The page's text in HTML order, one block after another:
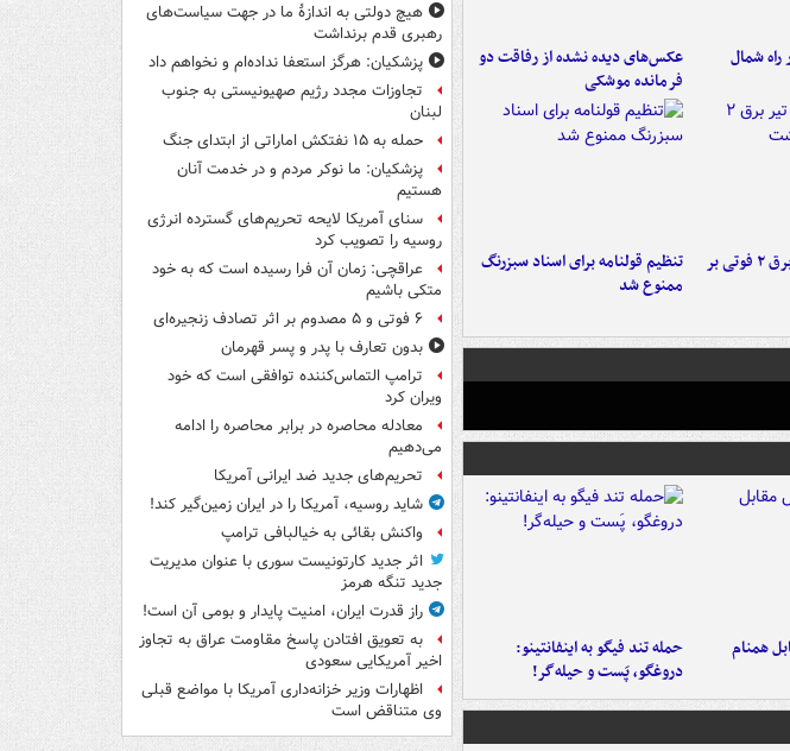
راه شمال
عکس‌های دیده نشده از رفاقت دو
فرمانده‌ موشکی
برخورد پراید با تیر برق ۲ فوتی بر
تنظیم قولنامه برای اسناد سبزرنگ
ممنوع شد
همنام
حمله تند فیگو به اینفانتینو:
دروغگو، پَست‌ و حیله‌گر!
هیچ دولتی به اندازۀ ما در جهت سیاست‌های
رهبری قدم برنداشت
پزشکیان: هرگز استعفا نداده‌ام و نخواهم داد
تجاوزات مجدد رژیم صهیونیستی به جنوب
لبنان
حمله به ۱۵ نفتکش‌ اماراتی از ابتدای جنگ
پزشکیان: ما نوکر مردم و در خدمت آنان
هستیم
سنای آمریکا لایحه تحریم‌های گسترده انرژی
روسیه را تصویب کرد
عراقچی: زمان آن فرا رسیده است که به خود
متکی باشیم
۶ فوتی و ۵ مصدوم بر اثر تصادف زنجیره‌ای
بدون تعارف با پدر و پسر قهرمان
ترامپ التماس‌کننده توافقی است که خود
ویران کرد
معادله محاصره در برابر محاصره را ادامه
می‌دهیم
تحریم‌های جدید ضد ایرانی آمریکا
شاید روسیه، آمریکا را در ایران زمین‌گیر کند!
واکنش بقائی به خیالبافی ترامپ
اثر جدید کارتونیست سوری با عنوان مدیریت
جدید تنگه هرمز
راز قدرت ایران، امنیت پایدار و بومی آن است!
به تعویق افتادن پاسخ مقاومت عراق به تجاوز
اخیر آمریکایی سعودی
اظهارات وزیر خزانه‌داری آمریکا با مواضع قبلی
وی متناقض است